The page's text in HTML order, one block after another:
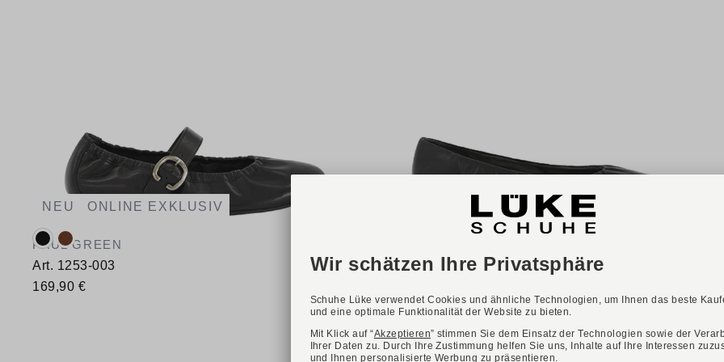
NEU ONLINE EXKLUSIV
PAUL GREEN
Art. 1253-003
169,90 €
Verfügbare Farbvarianten:
42
ONLINE EXKLUSIV
Art. 1248-003
Verfügbare Farbvarianten:
35,5
36 37 37,5 38 38,5 39 40 40,5
41